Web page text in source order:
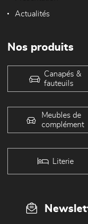
Actualités
Nos produits
Canapés &
fauteuils
Meubles de
complément
Literie